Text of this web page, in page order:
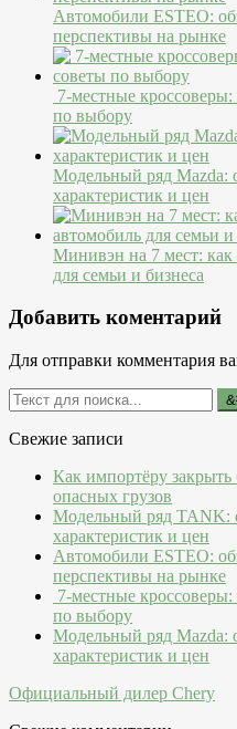
Автомобили ESTEO:
перспективы на рынке
7-местные
по выбору
Модельный ряд Mazda:
характеристик и цен
Минивэн на 7 мест: как
для семьи и бизнеса
Добавить коментарий
Для отправки комментария
Свежие записи
Как импортёру закрыть
опасных грузов
Модельный ряд TANK:
характеристик и цен
Автомобили ESTEO:
перспективы на рынке
7-местные
по выбору
Модельный ряд Mazda:
характеристик и цен
Официальный дилер Chery